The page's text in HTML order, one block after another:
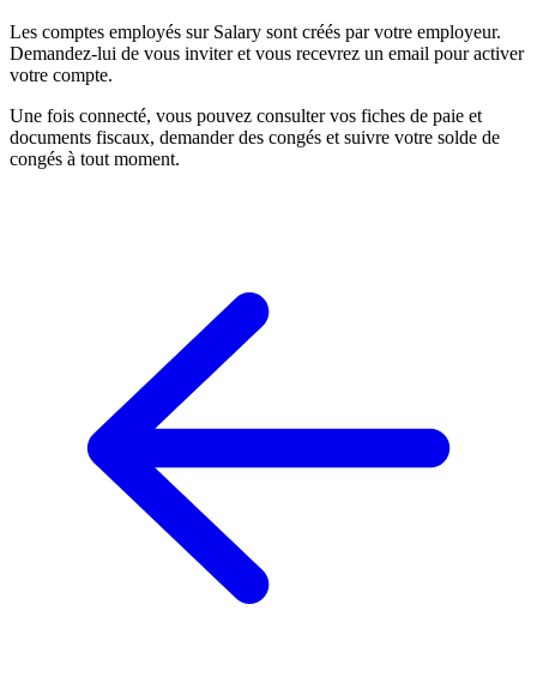
Les comptes employés sur Salary sont créés par votre employeur.
Demandez-lui de vous inviter et vous recevrez un email pour activer
votre compte.
Une fois connecté, vous pouvez consulter vos fiches de paie et
documents fiscaux, demander des congés et suivre votre solde de
congés à tout moment.